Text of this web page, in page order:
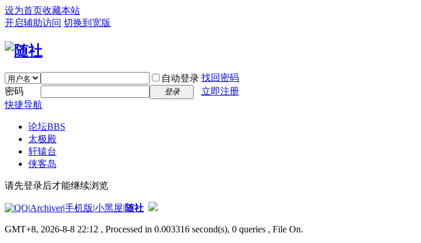
设为首页收藏本站
开启辅助访问 切换到宽版
自动登录 找回密码
密码
登录
立即注册
快捷导航
论坛BBS
太极殿
轩辕台
侠客岛
请先登录后才能继续浏览
|Archiver|手机版|小黑屋|随社
GMT+8, 2026-8-8 22:12 , Processed in 0.003316 second(s), 0 queries , File On.